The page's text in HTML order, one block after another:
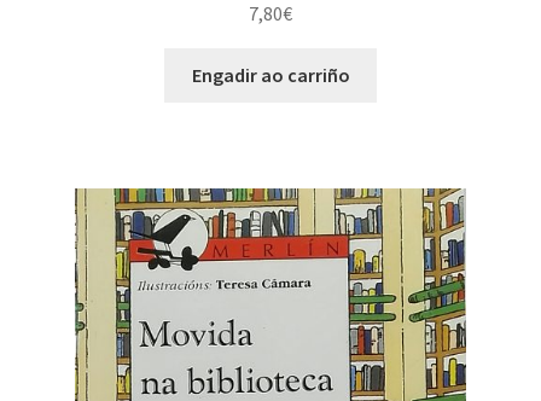
7,80€
Engadir ao carriño